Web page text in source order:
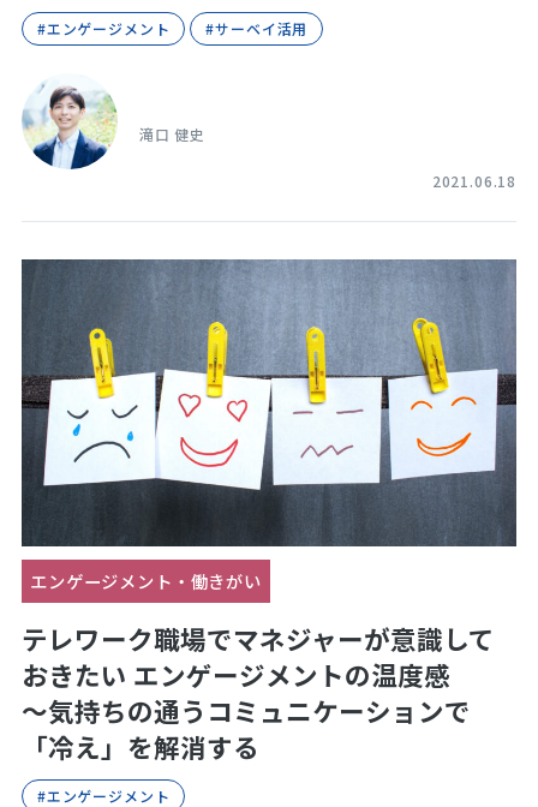
#エンゲージメント #サーベイ活用
滝口 健史
2021.06.18
エンゲージメント・働きがい
テレワーク職場でマネジャーが意識して
おきたい エンゲージメントの温度感
～気持ちの通うコミュニケーションで
「冷え」を解消する
#エンゲージメント